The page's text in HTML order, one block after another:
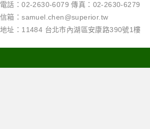
電話：02-2630-6079 傳真：02-2630-6279
信箱：samuel.chen@superior.tw
地址：11484 台北市內湖區安康路390號1樓